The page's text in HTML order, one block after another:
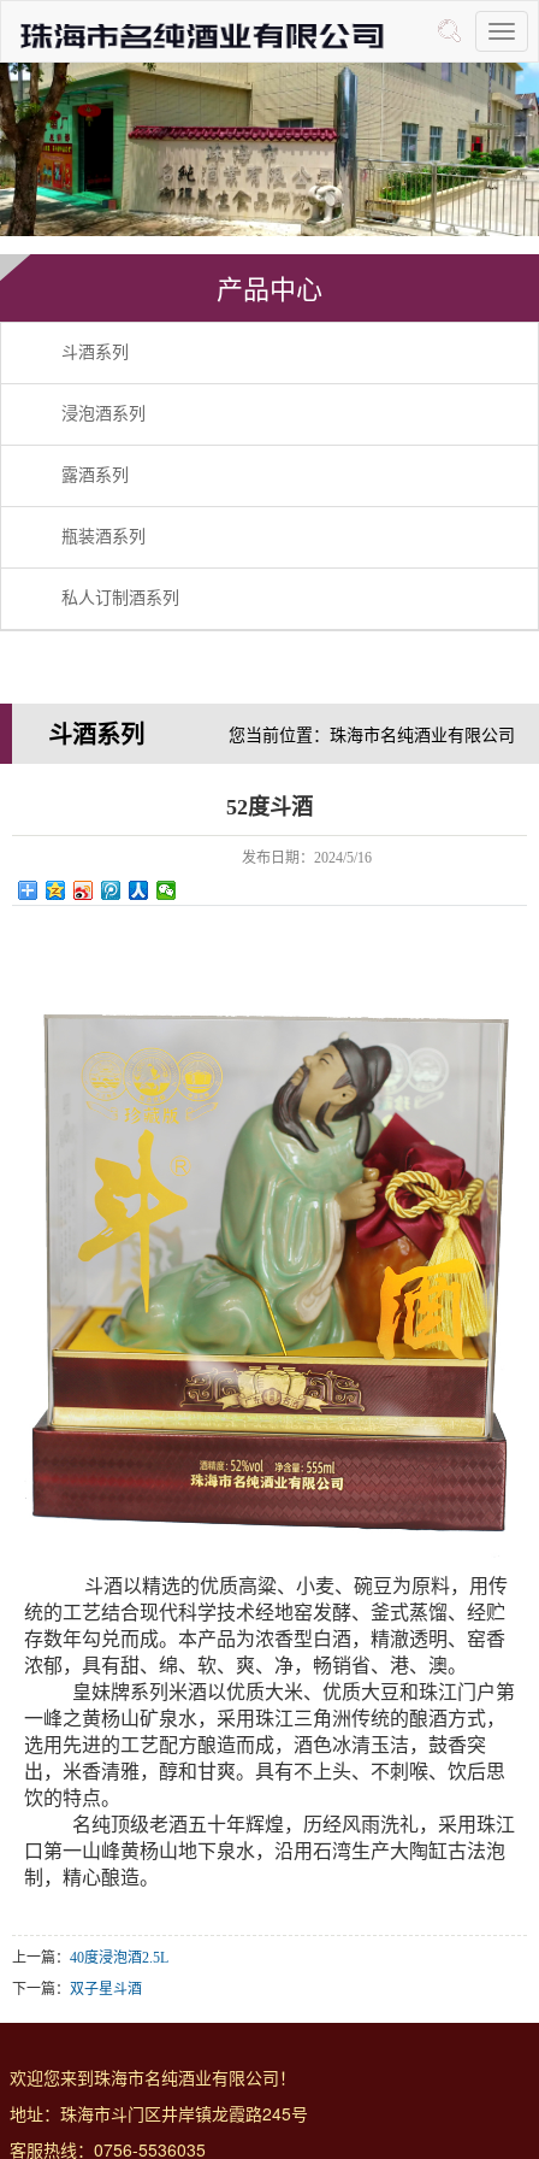
产品中心
斗酒系列
浸泡酒系列
露酒系列
瓶装酒系列
私人订制酒系列
斗酒系列 您当前位置：珠海市名纯酒业有限公司
52度斗酒
发布日期： 2024/5/16
斗酒以精选的优质高粱、小麦、碗豆为原料，用传
统的工艺结合现代科学技术经地窑发酵、釜式蒸馏、经贮
存数年勾兑而成。本产品为浓香型白酒，精澈透明、窑香
浓郁，具有甜、绵、软、爽、净，畅销省、港、澳。
皇妹牌系列米酒以优质大米、优质大豆和珠江门户第
一峰之黄杨山矿泉水，采用珠江三角洲传统的酿酒方式，
选用先进的工艺配方酿造而成，酒色冰清玉洁，鼓香突
出，米香清雅，醇和甘爽。具有不上头、不刺喉、饮后思
饮的特点。
名纯顶级老酒五十年辉煌，历经风雨洗礼，采用珠江
口第一山峰黄杨山地下泉水，沿用石湾生产大陶缸古法泡
制，精心酿造。
上一篇： 40度浸泡酒2.5L
下一篇： 双子星斗酒
欢迎您来到珠海市名纯酒业有限公司！
地址：珠海市斗门区井岸镇龙霞路245号
客服热线：0756-5536035